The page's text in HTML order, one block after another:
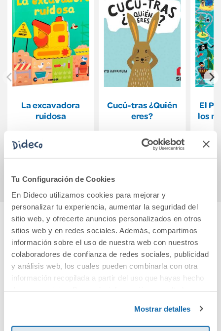
Tu Configuración de Cookies
En Dideco utilizamos cookies para mejorar y
personalizar tu experiencia, aumentar la seguridad del
sitio web, y ofrecerte anuncios personalizados en otros
sitios web y en redes sociales. Además, compartimos
información sobre el uso de nuestra web con nuestros
colaboradores de confianza de redes sociales, publicidad
y análisis web, los cuales pueden combinarla con otra
información recopilada a partir del uso que hayas hecho
Mostrar detalles
La excavadora
ruidosa
19,90€
Cucú-tras ¿Quién
eres?
9,95€
El
los
Cuéntanos tu opinión
¡Sé el primero en valorar este producto!